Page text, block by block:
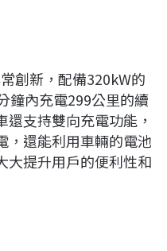
創新，配備320kW的
鐘內充電299公里的續
支持雙向充電功能，
，還能利用車輛的電池
大提升用戶的便利性和